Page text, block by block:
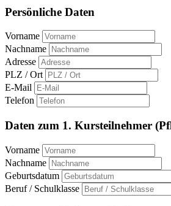
Persönliche Daten
Vorname
Nachname
Adresse
PLZ / Ort
E-Mail
Telefon
Daten zum 1. Kursteilnehmer
Vorname
Nachname
Geburtsdatum
Beruf / Schulklasse